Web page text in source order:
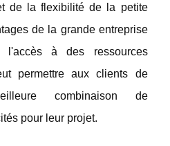
de la flexibilité de la petite
de la grande entreprise
à des ressources
permettre aux clients de
combinaison de
pour leur projet.